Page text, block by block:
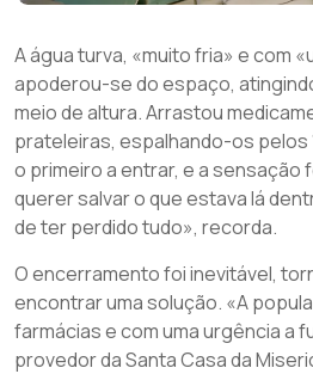
A água turva, «muito fria» e com
apoderou-se do espaço,
meio de altura. Arrastou
prateleiras, espalhando-os pelos
o primeiro a entrar, e a sensação
querer salvar o que estava lá
de ter perdido tudo», recorda.
O encerramento foi inevitável,
encontrar uma solução. «A
farmácias e com uma urgência a
provedor da Santa Casa da